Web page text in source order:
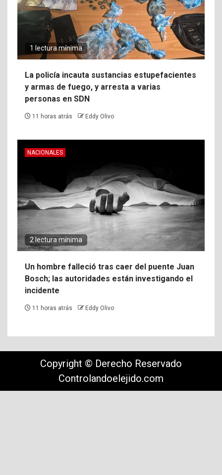
1 lectura mínima
La policía incauta sustancias estupefacientes
y armas de fuego, y arresta a varias
personas en SDN
11 horas atrás Eddy Olivo
NACIONALES
2 lectura mínima
Un hombre falleció tras caer del puente Juan
Bosch; las autoridades están investigando el
incidente
11 horas atrás Eddy Olivo
Copyright © Derecho Reservado
Controlandoelejido.com